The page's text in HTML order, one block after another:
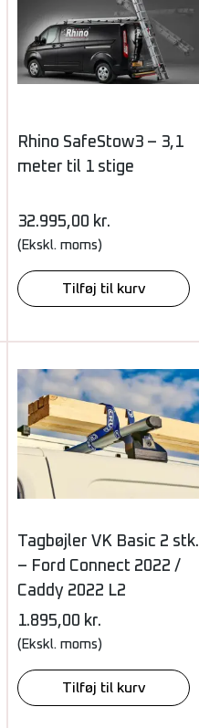
Rhino SafeStow3 – 3,1
meter til 1 stige
32.995,00 kr.
(Ekskl. moms)
Tilføj til kurv
Tagbøjler VK Basic 2 stk.
– Ford Connect 2022 /
Caddy 2022 L2
1.895,00 kr.
(Ekskl. moms)
Tilføj til kurv